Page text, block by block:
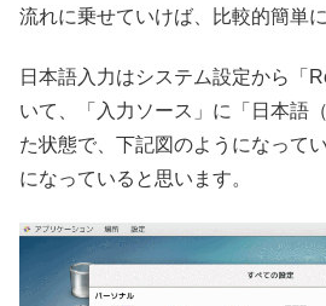
流れに乗せていけば、比較的簡単
日本語入力はシステム設定から「
いて、「入力ソース」に「日本語
た状態で、下記図のようになって
になっていると思います。